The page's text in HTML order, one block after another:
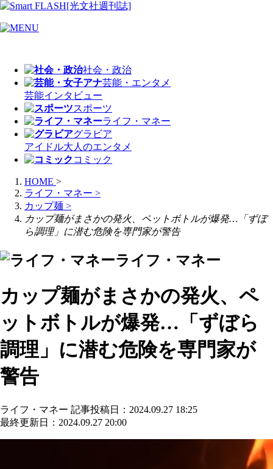
社会・政治
芸能・エンタメ
芸能インタビュー
スポーツ
ライフ・マネー
グラビア
アイドル大人のエンタメ
コミック
HOME >
ライフ・マネー >
カップ麺 >
カップ麺がまさかの発火、ペットボトルが爆発…「ずぼ
ら調理」に潜む危険を専門家が警告
ライフ・マネー
カップ麺がまさかの発火、ペ
ットボトルが爆発…「ずぼら
調理」に潜む危険を専門家が
警告
ライフ・マネー 記事投稿日：2024.09.27 18:25
最終更新日：2024.09.27 20:00